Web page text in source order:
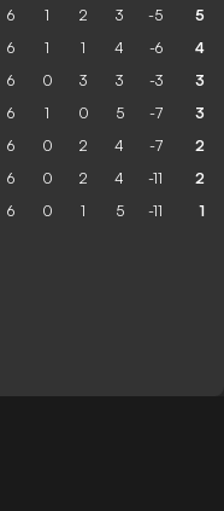
6 1 2 3 -5 5
6 1 1 4 -6 4
6 0 3 3 -3 3
6 1 0 5 -7 3
6 0 2 4 -7 2
6 0 2 4 -11 2
6 0 1 5 -11 1